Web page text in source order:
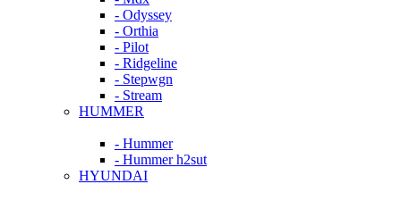
- Odyssey
- Orthia
- Pilot
- Ridgeline
- Stepwgn
- Stream
HUMMER
- Hummer
- Hummer h2sut
HYUNDAI